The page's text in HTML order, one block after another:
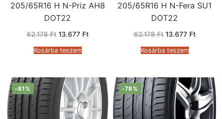
205/65R16 H N-Priz AH8
DOT22
62.178Ft Original
was:
62.178 Ft.
13.677 FtCurrent
Kosárba teszem
205/65R16 H N-Fera SU1
DOT22
62.178Ft Original
was:
62.178 Ft.
13.677 FtCurrent
Kosárba teszem
-81% -78%